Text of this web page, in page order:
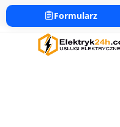
Formularz
https://www.elektryk24h.com
661-654-654